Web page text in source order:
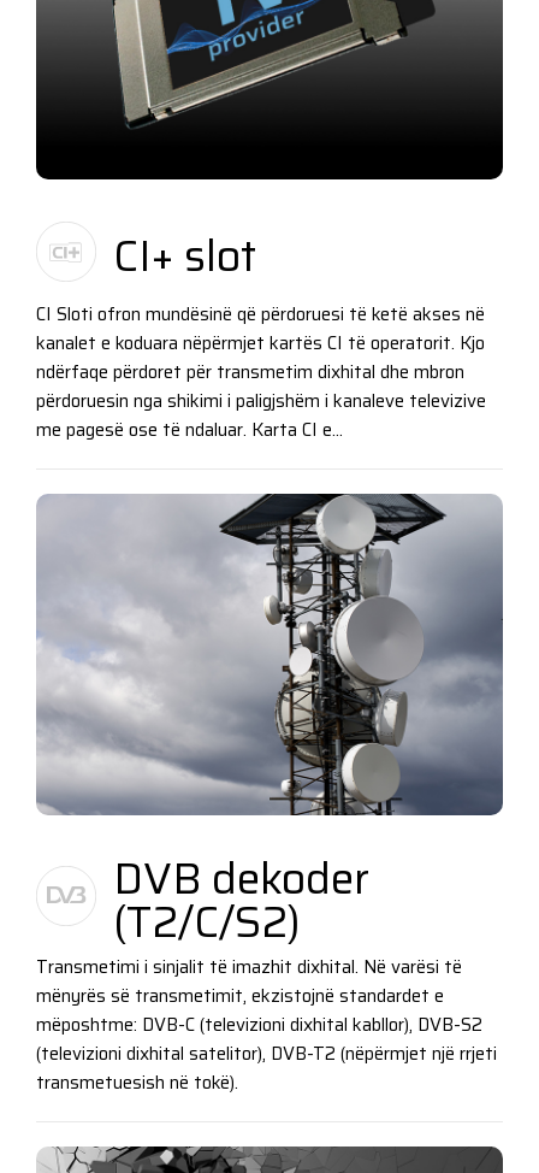
CI+ slot
CI Sloti ofron mundësinë që përdoruesi të ketë akses në
kanalet e koduara nëpërmjet kartës CI të operatorit. Kjo
ndërfaqe përdoret për transmetim dixhital dhe mbron
përdoruesin nga shikimi i paligjshëm i kanaleve televizive
me pagesë ose të ndaluar. Karta CI e...
DVB dekoder
(T2/C/S2)
Transmetimi i sinjalit të imazhit dixhital. Në varësi të
mënyrës së transmetimit, ekzistojnë standardet e
mëposhtme: DVB-C (televizioni dixhital kabllor), DVB-S2
(televizioni dixhital satelitor), DVB-T2 (nëpërmjet një rrjeti
transmetuesish në tokë).